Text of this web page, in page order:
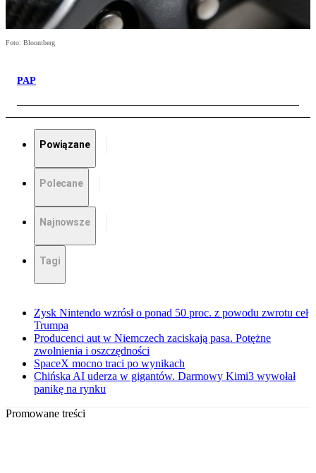
Foto: Bloomberg
PAP
Powiązane
Polecane
Najnowsze
Tagi
Zysk Nintendo wzrósł o ponad 50 proc. z powodu zwrotu ceł
Trumpa
Producenci aut w Niemczech zaciskają pasa. Potężne
zwolnienia i oszczędności
SpaceX mocno traci po wynikach
Chińska AI uderza w gigantów. Darmowy Kimi3 wywołał
panikę na rynku
Promowane treści